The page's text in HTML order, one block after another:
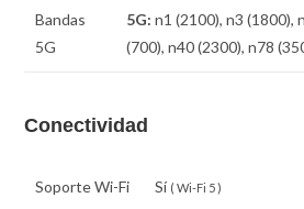
Bandas
5G
5G: n1 (2100), n3 (1800),
(700), n40 (2300), n78
Conectividad
Soporte Wi-Fi Sí ( Wi-Fi 5 )